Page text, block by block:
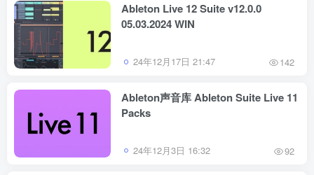
Ableton Live 12 Suite v12.0.0
05.03.2024 WIN
24年12月17日 21:47 142
Ableton声音库 Ableton Suite Live 11
Packs
24年12月3日 16:32 92